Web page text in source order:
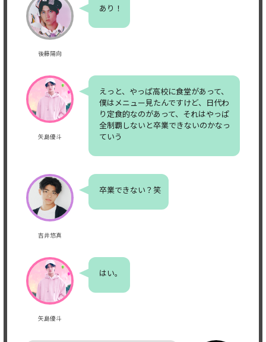
後藤陽向
あり！
矢島優斗
えっと、やっぱ高校に食堂があって、
僕はメニュー見たんですけど、日代わ
り定食的なのがあって、それはやっぱ
全制覇しないと卒業できないのかなっ
ていう
吉井悠真
卒業できない？笑
矢島優斗
はい。